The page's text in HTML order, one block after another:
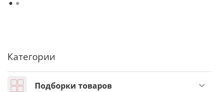
Категории
Подборки товаров